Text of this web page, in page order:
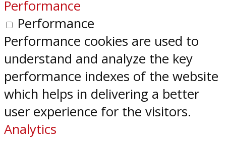
Performance
Performance
Performance cookies are used to
understand and analyze the key
performance indexes of the website
which helps in delivering a better
user experience for the visitors.
Analytics